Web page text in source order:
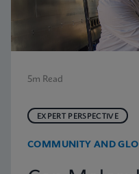
5m Read
EXPERT PERSPECTIVE
COMMUNITY AND